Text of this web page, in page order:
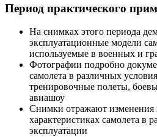
Период практического
На снимках этого периода
эксплуатационные модели
используемые в военных и
Фотографии подробно
самолета в различных
тренировочные полеты,
авиашоу
Снимки отражают изменения
характеристиках самолета в
эксплуатации